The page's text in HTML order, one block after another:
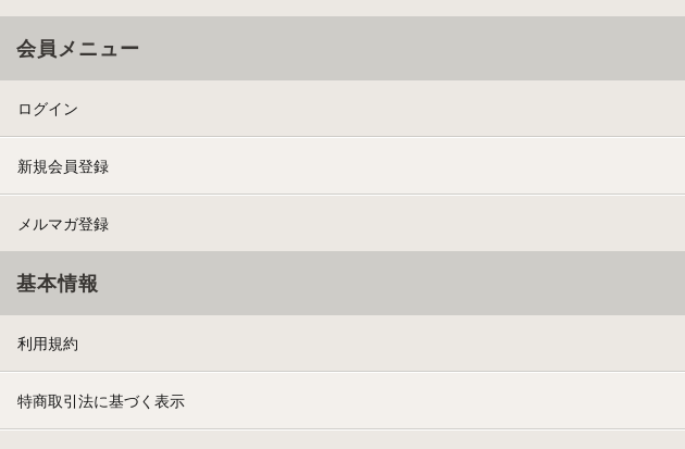
会員メニュー
ログイン
新規会員登録
メルマガ登録
基本情報
利用規約
特商取引法に基づく表示